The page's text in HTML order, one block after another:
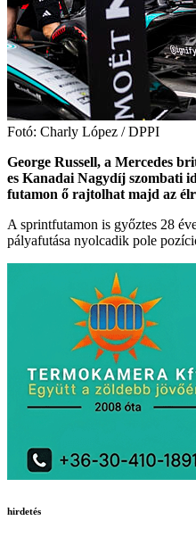
Fotó: Charly López / DPPI
George Russell, a Mercedes
es Kanadai Nagydíj szombati
futamon ő rajtolhat majd az
A sprintfutamon is győztes 28
pályafutása nyolcadik pole
hirdetés